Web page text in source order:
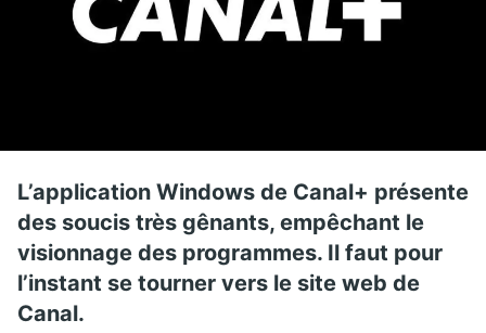
L’application Windows de Canal+ présente
des soucis très gênants, empêchant le
visionnage des programmes. Il faut pour
l’instant se tourner vers le site web de
Canal.